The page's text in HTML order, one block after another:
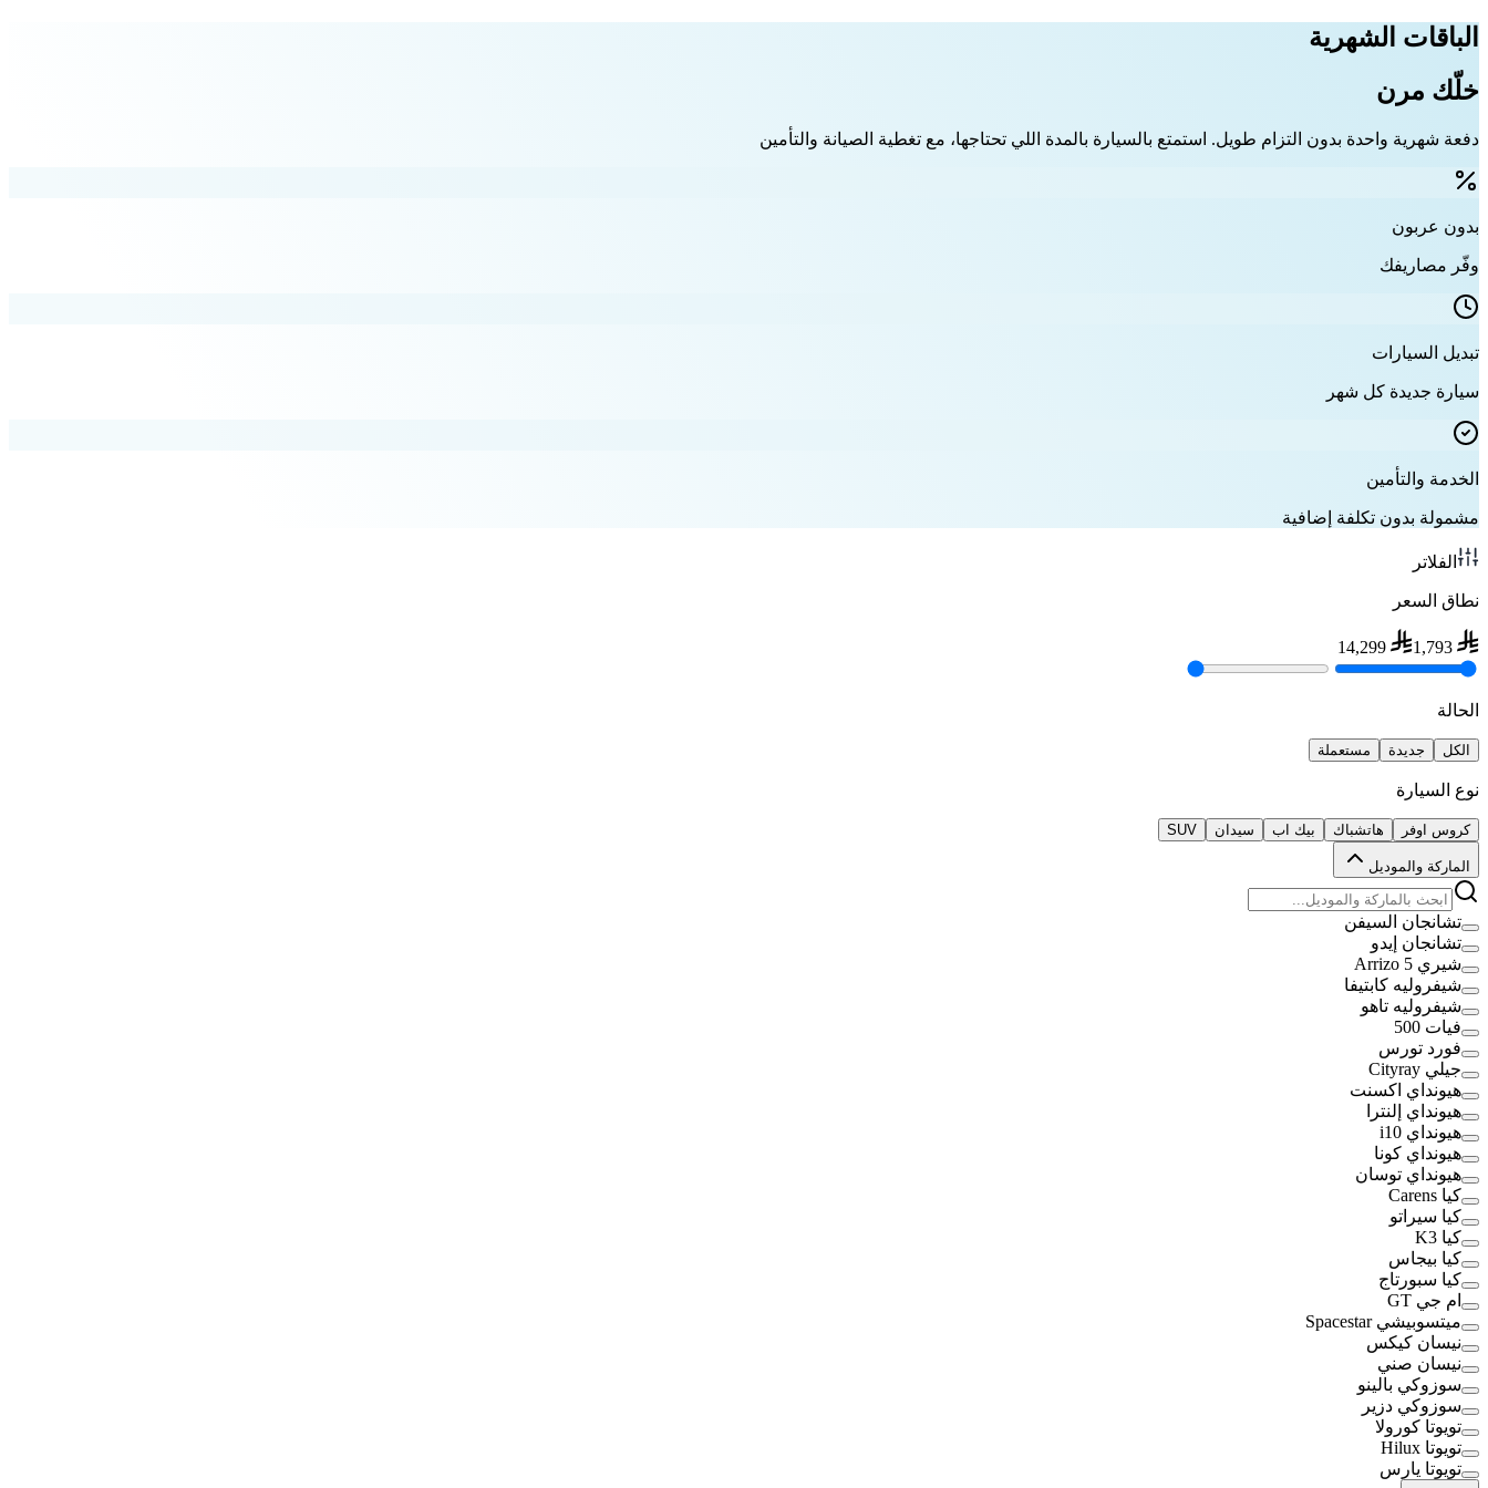
الباقات الشهرية
خلّك مرن
دفعة شهرية واحدة بدون التزام طويل. استمتع بالسيارة بالمدة اللي تحتاجها، مع تغطية الصيانة والتأمين
بدون عربون
وفّر مصاريفك
تبديل السيارات
سيارة جديدة كل شهر
الخدمة والتأمين
مشمولة بدون تكلفة إضافية
الفلاتر
نطاق السعر
1,793
14,299
الحالة
الكل جديدة مستعملة
نوع السيارة
كروس اوفر هاتشباك بيك اب سيدان SUV
الماركة والموديل
تشانجان السيفن
تشانجان إيدو
شيري Arrizo 5
شيفروليه كابتيفا
شيفروليه تاهو
فيات 500
فورد تورس
جيلي Cityray
هيونداي اكسنت
هيونداي إلنترا
هيونداي i10
هيونداي كونا
هيونداي توسان
كيا Carens
كيا سيراتو
كيا K3
كيا بيجاس
كيا سبورتاج
ام جي GT
ميتسوبيشي Spacestar
نيسان كيكس
نيسان صني
سوزوكي بالينو
سوزوكي دزير
تويوتا كورولا
تويوتا Hilux
تويوتا يارس